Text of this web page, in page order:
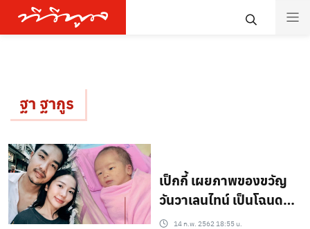
ฐา ฐากูร
เป็กกี้ เผยภาพของขวัญ
วันวาเลนไทน์ เป็นโฉนด
เรือนหอ ที่สำคัญจ่ายสด!!
14 ก.พ. 2562 18:55 น.